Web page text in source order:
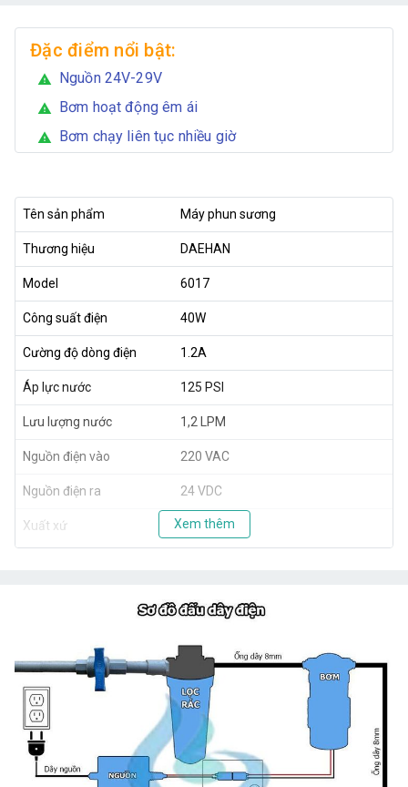
Đặc điểm nổi bật:
warning Nguồn 24V-29V
warning Bơm hoạt động êm ái
warning Bơm chạy liên tục nhiều giờ
Tên sản phẩm Máy phun sương
Thương hiệu DAEHAN
Model 6017
Công suất điện 40W
Cường độ dòng điện 1.2A
Áp lực nước 125 PSI
Lưu lượng nước 1,2 LPM
Nguồn điện vào 220 VAC
Nguồn điện ra 24 VDC
Xuất xứ Hàn Quốc
Xem thêm